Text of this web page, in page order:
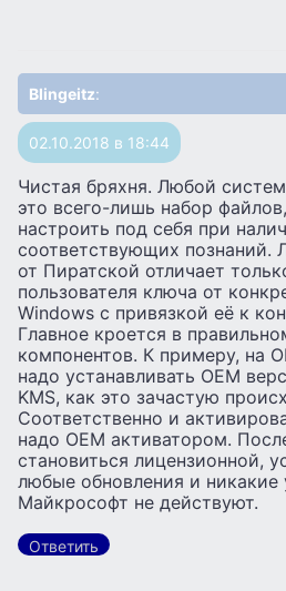
Blingeitz:
02.10.2018 в 18:44
Чистая бряхня. Любой
это всего-лишь набор
настроить под себя при
соответствующих познаний.
от Пиратской отличает
пользователя ключа от
Windows с привязкой её к
Главное кроется в
компонентов. К примеру, на
надо устанавливать ОЕМ
KMS, как это зачастую
Соответственно и
надо ОЕМ активатором.
становиться лицензионной,
любые обновления и никакие
Майкрософт не действуют.
Ответить